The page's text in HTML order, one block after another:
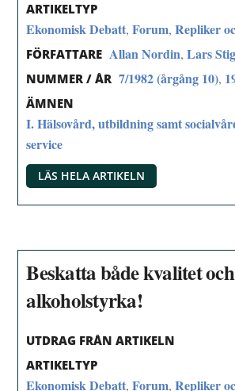
ARTIKELTYP
Ekonomisk Debatt,Forum,Repliker
FÖRFATTARE Allan Nordin,Lars
NUMMER / ÅR 7/1982 (årgång 10),
ÄMNEN
I. Hälsovård, utbildning samt
service
LÄS HELA ARTIKELN
Beskatta både kvalitet och
alkoholstyrka!
UTDRAG FRÅN ARTIKELN
ARTIKELTYP
Ekonomisk Debatt,Forum,Repliker